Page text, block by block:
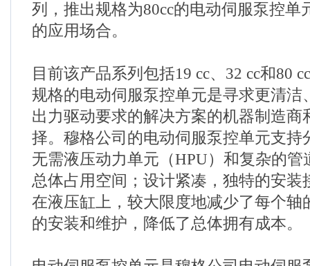
列，推出规格为80cc的电动伺服泵控单
的应用场合。
目前该产品系列包括19 cc、32 cc和80
规格的电动伺服泵控单元是寻求更清洁
出力驱动要求的解决方案的机器制造商
择。穆格公司的电动伺服泵控单元支持
无需液压动力单元（HPU）和复杂的管
总体占用空间；设计紧凑，独特的安装
在液压缸上，较大限度地减少了每个轴
的安装和维护，降低了总体拥有成本。